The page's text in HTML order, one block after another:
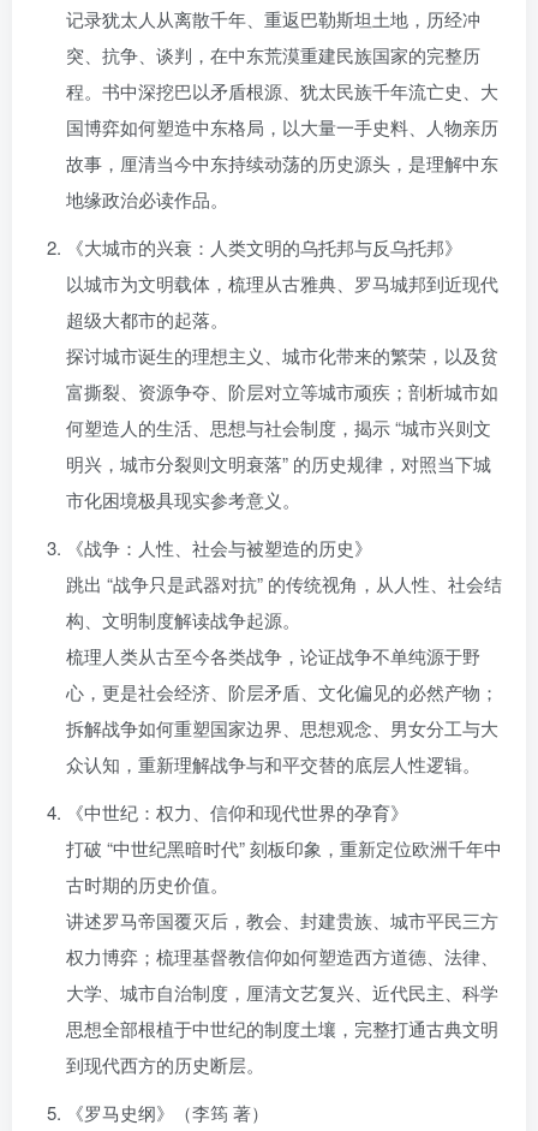
记录犹太人从离散千年、重返巴勒斯坦土地，历经冲
突、抗争、谈判，在中东荒漠重建民族国家的完整历
程。书中深挖巴以矛盾根源、犹太民族千年流亡史、大
国博弈如何塑造中东格局，以大量一手史料、人物亲历
故事，厘清当今中东持续动荡的历史源头，是理解中东
地缘政治必读作品。
《大城市的兴衰：人类文明的乌托邦与反乌托邦》
以城市为文明载体，梳理从古雅典、罗马城邦到近现代
超级大都市的起落。
探讨城市诞生的理想主义、城市化带来的繁荣，以及贫
富撕裂、资源争夺、阶层对立等城市顽疾；剖析城市如
何塑造人的生活、思想与社会制度，揭示 “城市兴则文
明兴，城市分裂则文明衰落” 的历史规律，对照当下城
市化困境极具现实参考意义。
《战争：人性、社会与被塑造的历史》
跳出 “战争只是武器对抗” 的传统视角，从人性、社会结
构、文明制度解读战争起源。
梳理人类从古至今各类战争，论证战争不单纯源于野
心，更是社会经济、阶层矛盾、文化偏见的必然产物；
拆解战争如何重塑国家边界、思想观念、男女分工与大
众认知，重新理解战争与和平交替的底层人性逻辑。
《中世纪：权力、信仰和现代世界的孕育》
打破 “中世纪黑暗时代” 刻板印象，重新定位欧洲千年中
古时期的历史价值。
讲述罗马帝国覆灭后，教会、封建贵族、城市平民三方
权力博弈；梳理基督教信仰如何塑造西方道德、法律、
大学、城市自治制度，厘清文艺复兴、近代民主、科学
思想全部根植于中世纪的制度土壤，完整打通古典文明
到现代西方的历史断层。
《罗马史纲》（李筠 著）